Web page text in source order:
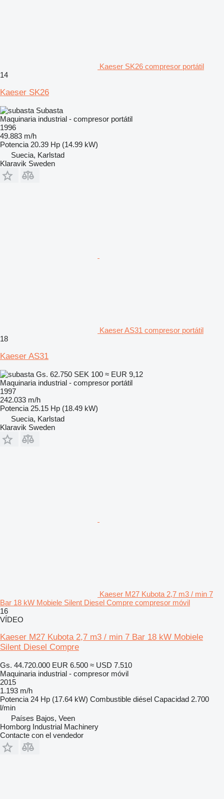
Kaeser SK26 compresor portátil
14
Kaeser SK26
Subasta
Maquinaria industrial - compresor portátil
1996
49.883 m/h
Potencia 20.39 Hp (14.99 kW)
Suecia, Karlstad
Klaravik Sweden
Kaeser AS31 compresor portátil
18
Kaeser AS31
Gs. 62.750 SEK 100 ≈ EUR 9,12
Maquinaria industrial - compresor portátil
1997
242.033 m/h
Potencia 25.15 Hp (18.49 kW)
Suecia, Karlstad
Klaravik Sweden
Kaeser M27 Kubota 2,7 m3 / min 7
Bar 18 kW Mobiele Silent Diesel Compre compresor móvil
16
VÍDEO
Kaeser M27 Kubota 2,7 m3 / min 7 Bar 18 kW Mobiele
Silent Diesel Compre
Gs. 44.720.000 EUR 6.500 ≈ USD 7.510
Maquinaria industrial - compresor móvil
2015
1.193 m/h
Potencia 24 Hp (17.64 kW) Combustible diésel Capacidad 2.700
l/min
Países Bajos, Veen
Homborg Industrial Machinery
Contacte con el vendedor